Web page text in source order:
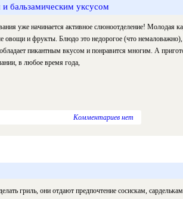
бальзамическим уксусом
уже начинается активное слюноотделение! Молодая
овощи и фрукты. Блюдо это недорогое (что немаловажно),
пикантным вкусом и понравится многим. А
в любое время года,
Комментариев нет
гриль, они отдают предпочтение сосискам,